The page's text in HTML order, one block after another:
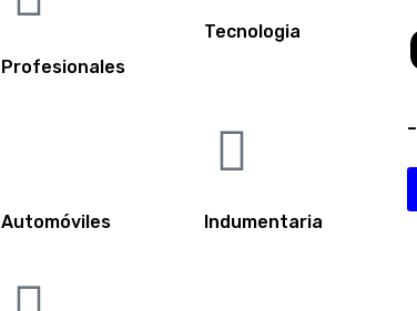
Profesionales
Tecnologia
Automóviles Indumentaria